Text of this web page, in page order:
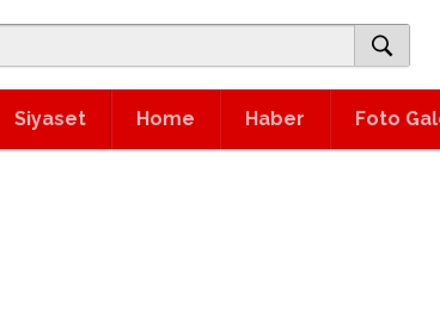
Siyaset Home Haber Foto